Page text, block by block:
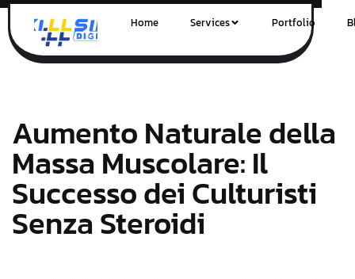
Home Services Portfolio
Aumento Naturale della
Massa Muscolare: Il
Successo dei Culturisti
Senza Steroidi